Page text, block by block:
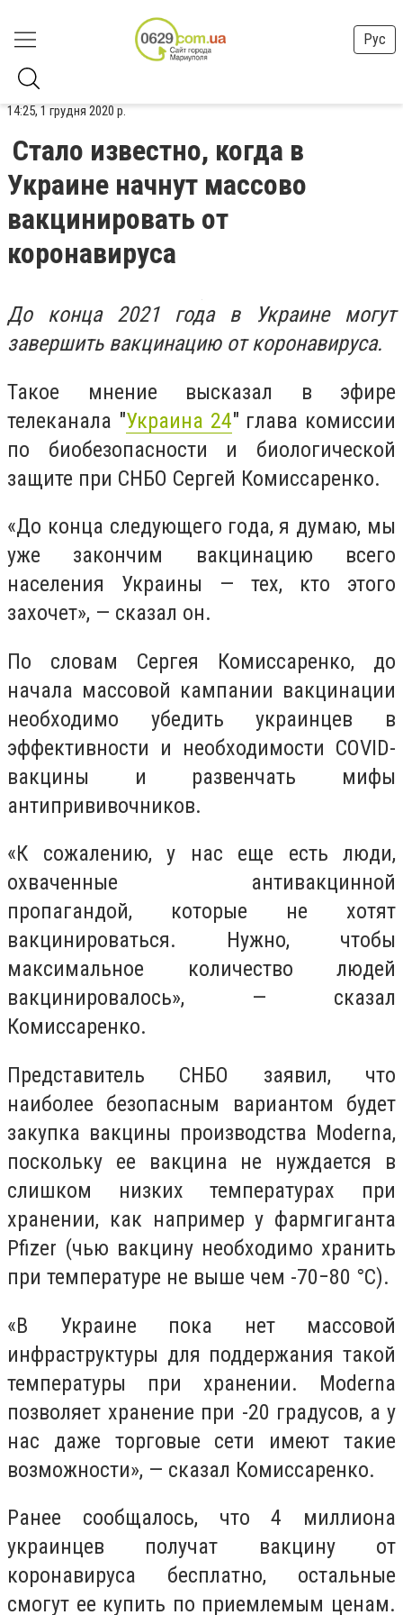
Рус
14:25, 1 грудня 2020 р.
Стало известно, когда в
Украине начнут массово
вакцинировать от
коронавируса
До конца 2021 года в Украине могут
завершить вакцинацию от коронавируса.
Такое мнение высказал в эфире
телеканала "Украина 24" глава комиссии
по биобезопасности и биологической
защите при СНБО Сергей Комиссаренко.
«До конца следующего года, я думаю, мы
уже закончим вакцинацию всего
населения Украины — тех, кто этого
захочет», — сказал он.
По словам Сергея Комиссаренко, до
начала массовой кампании вакцинации
необходимо убедить украинцев в
эффективности и необходимости COVID-
вакцины и развенчать мифы
антипрививочников.
«К сожалению, у нас еще есть люди,
охваченные антивакцинной
пропагандой, которые не хотят
вакцинироваться. Нужно, чтобы
максимальное количество людей
вакцинировалось», — сказал
Комиссаренко.
Представитель СНБО заявил, что
наиболее безопасным вариантом будет
закупка вакцины производства Moderna,
поскольку ее вакцина не нуждается в
слишком низких температурах при
хранении, как например у фармгиганта
Pfizer (чью вакцину необходимо хранить
при температуре не выше чем -70−80 °С).
«В Украине пока нет массовой
инфраструктуры для поддержания такой
температуры при хранении. Moderna
позволяет хранение при -20 градусов, а у
нас даже торговые сети имеют такие
возможности», — сказал Комиссаренко.
Ранее сообщалось, что 4 миллиона
украинцев получат вакцину от
коронавируса бесплатно, остальные
смогут ее купить по приемлемым ценам.